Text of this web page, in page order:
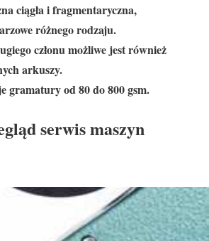
ciągła i fragmentaryczna,
różnego rodzaju.
członu możliwe jest również
arkuszy.
gramatury od 80 do 800 gsm.
serwis maszyn